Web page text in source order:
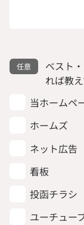
ベスト
れば教
当ホームペ
ホームズ
ネット広告
看板
投函チラシ
ユーチュー